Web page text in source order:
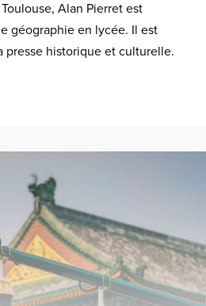
Alan Pierret est
géographie en lycée. Il est
presse historique et culturelle.